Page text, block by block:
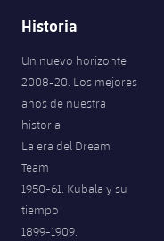
Historia
Un nuevo horizonte
2008-20. Los mejores
años de nuestra
historia
La era del Dream
Team
1950-61. Kubala y su
tiempo
1899-1909.